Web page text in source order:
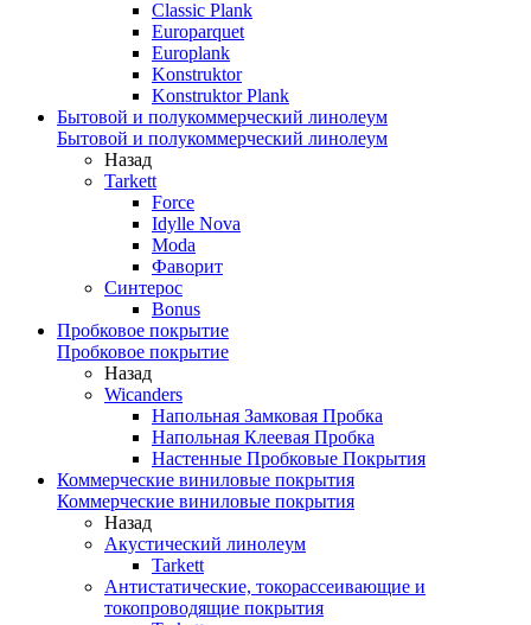
Classic Plank
Europarquet
Europlank
Konstruktor
Konstruktor Plank
Бытовой и полукоммерческий линолеум
Бытовой и полукоммерческий линолеум
Назад
Tarkett
Force
Idylle Nova
Moda
Фаворит
Синтерос
Bonus
Пробковое покрытие
Пробковое покрытие
Назад
Wicanders
Напольная Замковая Пробка
Напольная Клеевая Пробка
Настенные Пробковые Покрытия
Коммерческие виниловые покрытия
Коммерческие виниловые покрытия
Назад
Акустический линолеум
Tarkett
Антистатические, токорассеивающие и
токопроводящие покрытия